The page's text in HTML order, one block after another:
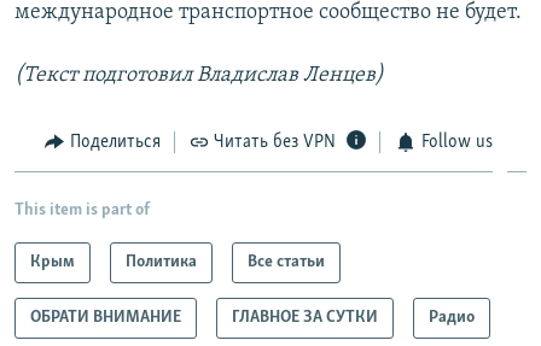
международное транспортное сообщество не будет.
(Текст подготовил Владислав Ленцев)
Поделиться Читать без VPN Follow us
This item is part of
Крым Политика Все статьи
ОБРАТИ ВНИМАНИЕ ГЛАВНОЕ ЗА СУТКИ Радио